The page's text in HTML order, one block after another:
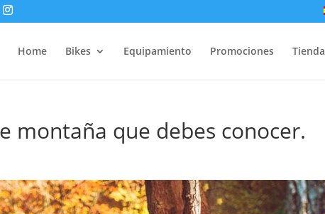
Home Bikes Equipamiento Promociones Tienda
montaña que debes conocer.